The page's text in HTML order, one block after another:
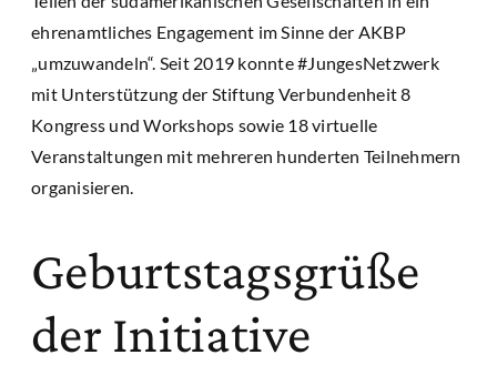
ehrenamtliches Engagement im Sinne der AKBP
„umzuwandeln“. Seit 2019 konnte #JungesNetzwerk
mit Unterstützung der Stiftung Verbundenheit 8
Kongress und Workshops sowie 18 virtuelle
Veranstaltungen mit mehreren hunderten Teilnehmern
organisieren.
Geburtstagsgrüße
der Initiative